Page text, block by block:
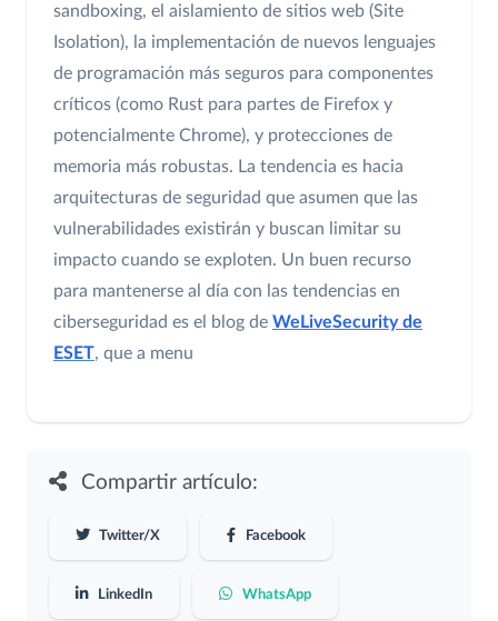
sandboxing, el aislamiento de sitios web (Site
Isolation), la implementación de nuevos lenguajes
de programación más seguros para componentes
críticos (como Rust para partes de Firefox y
potencialmente Chrome), y protecciones de
memoria más robustas. La tendencia es hacia
arquitecturas de seguridad que asumen que las
vulnerabilidades existirán y buscan limitar su
impacto cuando se exploten. Un buen recurso
para mantenerse al día con las tendencias en
ciberseguridad es el blog de WeLiveSecurity de
ESET, que a menu
Compartir artículo:
Twitter/X Facebook
LinkedIn WhatsApp